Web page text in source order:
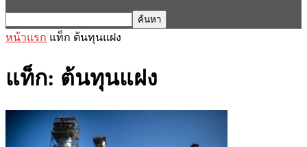
หน้าแรก แท็ก ต้นทุนแฝง
แท็ก: ต้นทุนแฝง